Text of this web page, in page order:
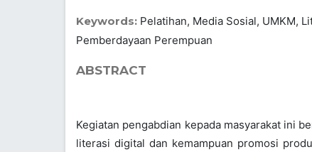
Keywords: Pelatihan, Media Sosial, UMKM,
Pemberdayaan Perempuan
ABSTRACT
Kegiatan pengabdian kepada masyarakat ini
literasi digital dan kemampuan promosi